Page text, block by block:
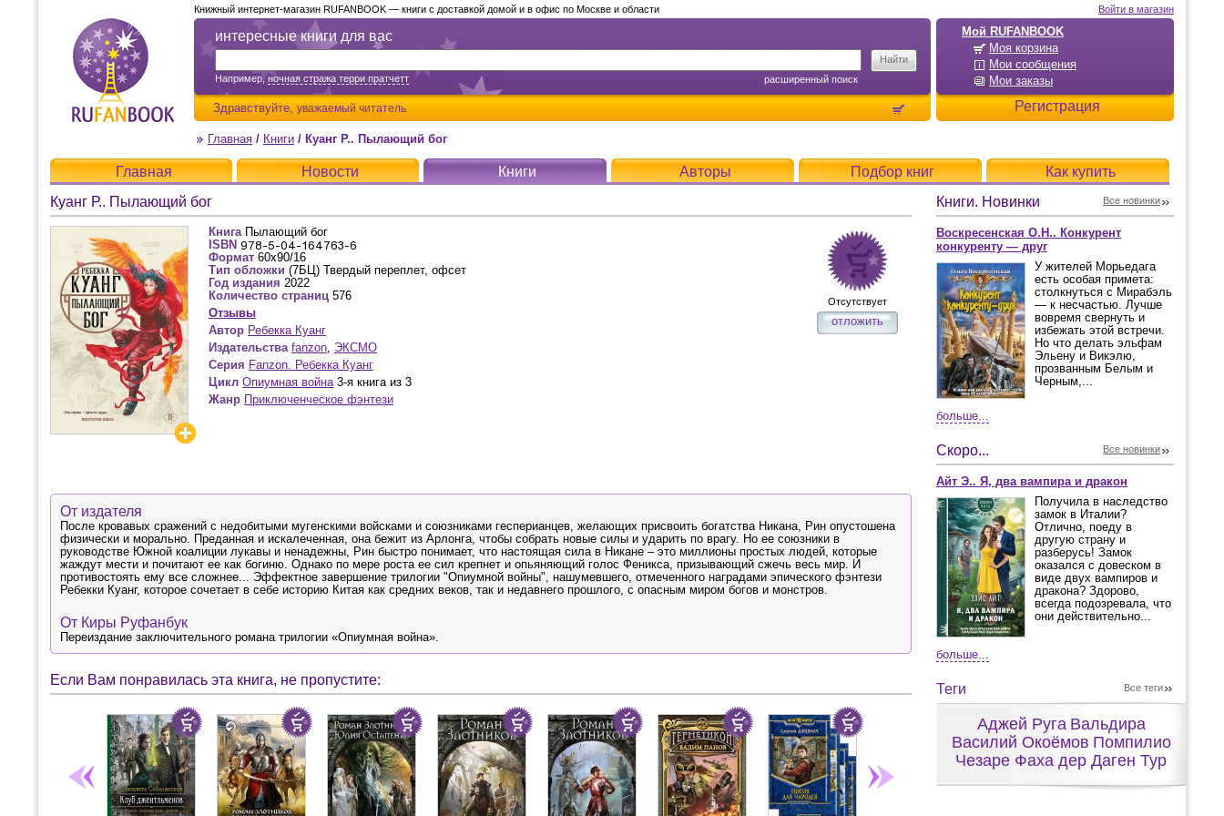
Мой RUFANBOOK
Моя корзина
Мои сообщения
Мои заказы
Регистрация
Войти в магазин
интересные книги для вас
Например,ночная стража терри пратчетт расширенный поиск
Здравствуйте, уважаемый читатель
Книжный интернет-магазин RUFANBOOK — книги с доставкой домой и в офис по Москве и области
Главная / Книги / Куанг Р.. Пылающий бог
Главная Новости Книги Авторы Подбор книг
Как купить
Куанг Р.. Пылающий бог
Книга Пылающий бог
ISBN
Формат 60x90/16
Тип обложки (7БЦ) Твердый переплет, офсет
Год издания 2022
Количество страниц 576
Отзывы
Автор Ребекка Куанг
Издательства fanzon, ЭКСМО
Серия Fanzon. Ребекка Куанг
Цикл Опиумная война3-я книга из 3
Жанр Приключенческое фэнтези
Отсутствует
отложить
От издателя
После кровавых сражений с недобитыми мугенскими войсками и союзниками гесперианцев, желающих присвоить богатства Никана, Рин опустошена
физически и морально. Преданная и искалеченная, она бежит из Арлонга, чтобы собрать новые силы и ударить по врагу. Но ее союзники в
руководстве Южной коалиции лукавы и ненадежны, Рин быстро понимает, что настоящая сила в Никане – это миллионы простых людей, которые
жаждут мести и почитают ее как богиню. Однако по мере роста ее сил крепнет и опьяняющий голос Феникса, призывающий сжечь весь мир. И
противостоять ему все сложнее... Эффектное завершение трилогии "Опиумной войны", нашумевшего, отмеченного наградами эпического фэнтези
Ребекки Куанг, которое сочетает в себе историю Китая как средних веков, так и недавнего прошлого, с опасным миром богов и монстров.
От Киры Руфанбук
Переиздание заключительного романа трилогии «Опиумная война».
Если Вам понравилась эта книга, не пропустите:
Книги. Новинки Все новинки
Воскресенская О.Н.. Конкурент
конкуренту — друг
У жителей Морьедага
есть особая примета:
столкнуться с Мирабэль
— к несчастью. Лучше
вовремя свернуть и
избежать этой встречи.
Но что делать эльфам
Эльену и Викэлю,
прозванным Белым и
Черным,...
больше...
Скоро... Все новинки
Айт Э.. Я, два вампира и дракон
Получила в наследство
замок в Италии?
Отлично, поеду в
другую страну и
разберусь! Замок
оказался с довеском в
виде двух вампиров и
дракона? Здорово,
всегда подозревала, что
они действительно...
больше...
Теги Все теги
Аджей Руга Вальдира
Василий Окоёмов Помпилио
Чезаре Фаха дер Даген Тур